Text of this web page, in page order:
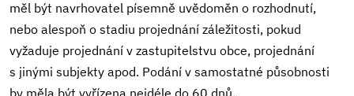
měl být navrhovatel písemně uvědoměn o rozhodnutí,
nebo alespoň o stadiu projednání záležitosti, pokud
vyžaduje projednání v zastupitelstvu obce, projednání
s jinými subjekty apod. Podání v samostatné působnosti
by měla být vyřízena nejdéle do 60 dnů.